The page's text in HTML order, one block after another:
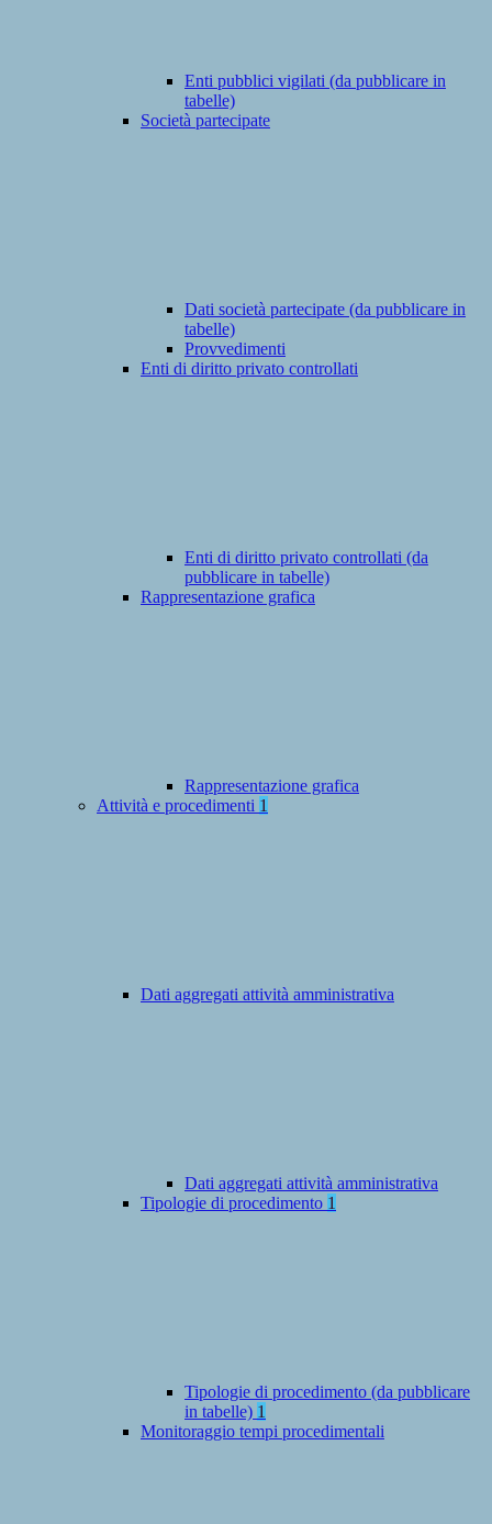
Enti pubblici vigilati (da pubblicare in
tabelle)
Società partecipate
Dati società partecipate (da pubblicare in
tabelle)
Provvedimenti
Enti di diritto privato controllati
Enti di diritto privato controllati (da
pubblicare in tabelle)
Rappresentazione grafica
Rappresentazione grafica
Attività e procedimenti 1
Dati aggregati attività amministrativa
Dati aggregati attività amministrativa
Tipologie di procedimento 1
Tipologie di procedimento (da pubblicare
in tabelle) 1
Monitoraggio tempi procedimentali